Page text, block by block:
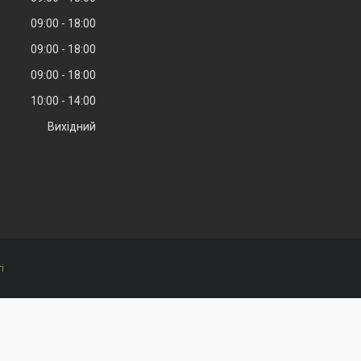
09:00
18:00
09:00
18:00
09:00
18:00
10:00
14:00
Вихідний